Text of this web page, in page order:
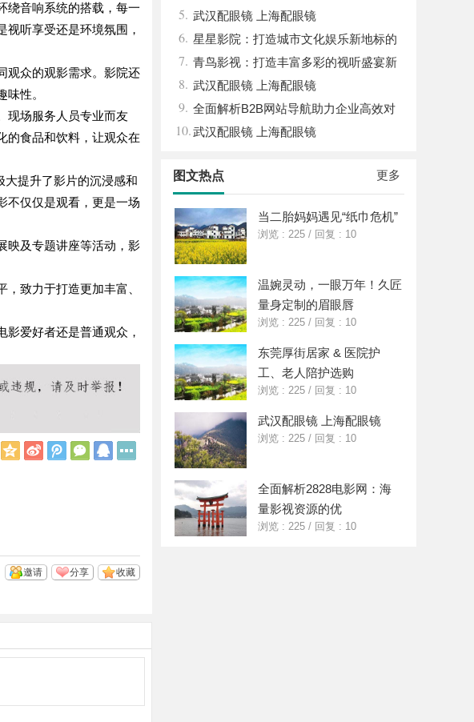
绕音响系统的搭载，每一
听享受还是环境氛围，
观众的观影需求。影院还
性。
现场服务人员专业而友
的食品和饮料，让观众在
提升了影片的沉浸感和
不仅仅是观看，更是一场
映及专题讲座等活动，影
致力于打造更加丰富、
爱好者还是普通观众，
Q
新
浪
腾
讯
微
信
Q
收藏
分享
邀请
践探索
5. 武汉配眼镜 上海配眼镜
6. 星星影院：打造城市文化娱乐新地标的
璀璨明珠
7. 青鸟影视：打造丰富多彩的视听盛宴新
平台
8. 武汉配眼镜 上海配眼镜
9. 全面解析B2B网站导航助力企业高效对
接商机
10.武汉配眼镜 上海配眼镜
更多
图文热点
当二胎妈妈遇见“纸巾危机”
浏览 : 225 / 回复 : 10
温婉灵动，一眼万年！久匠
量身定制的眉眼唇
浏览 : 225 / 回复 : 10
东莞厚街居家 & 医院护
工、老人陪护选购
浏览 : 225 / 回复 : 10
武汉配眼镜 上海配眼镜
浏览 : 225 / 回复 : 10
全面解析2828电影网：海
量影视资源的优
浏览 : 225 / 回复 : 10